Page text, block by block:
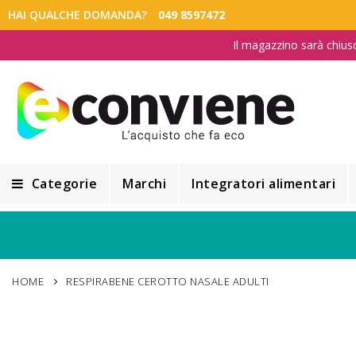
HAI QUALCHE DOMANDA? 049 8597472
Il magazzino sarà
Categorie
Alimentazione e Dietetica
Marchi Integratori alimentari
HOME RESPIRABENE CEROTTO NASALE ADULTI